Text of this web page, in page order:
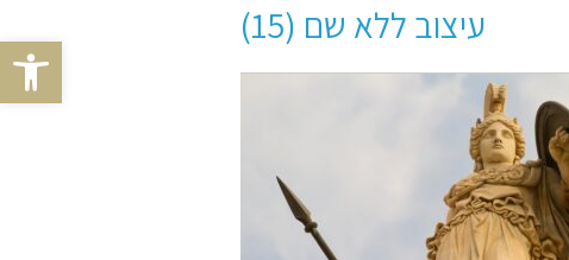
Open toolbar
עיצוב ללא שם (15)